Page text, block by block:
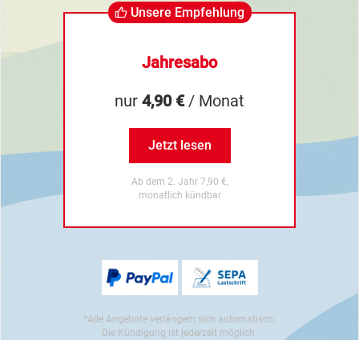
Unsere Empfehlung
Jahresabo
nur 4,90 €/ Monat
Jetzt lesen
Ab dem 2. Jahr 7,90 €,
monatlich kündbar
*Alle Angebote verlängern sich automatisch.
Die Kündigung ist jederzeit möglich.